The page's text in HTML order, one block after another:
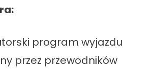
program wyjazdu
przez przewodników